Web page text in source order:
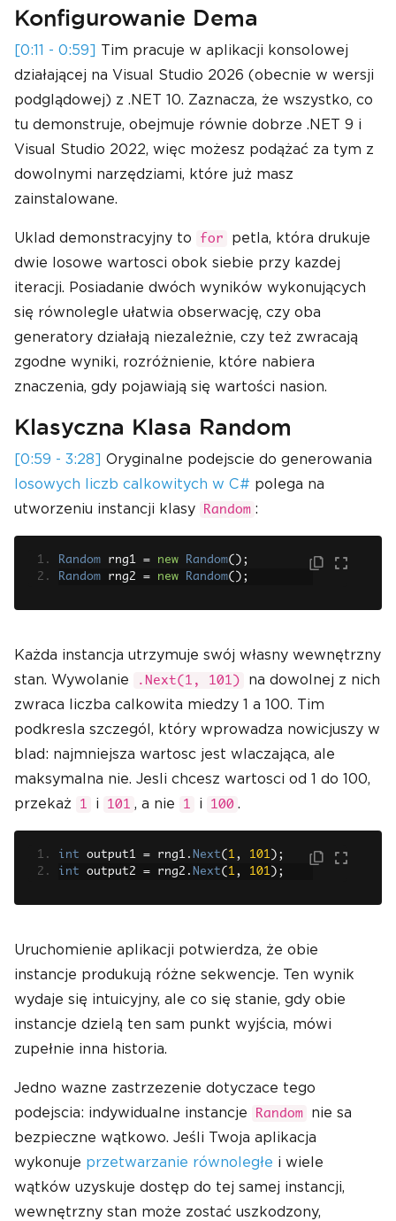
Konfigurowanie Dema
[0:11 - 0:59] Tim pracuje w aplikacji konsolowej
działającej na Visual Studio 2026 (obecnie w wersji
podglądowej) z .NET 10. Zaznacza, że wszystko, co
tu demonstruje, obejmuje równie dobrze .NET 9 i
Visual Studio 2022, więc możesz podążać za tym z
dowolnymi narzędziami, które już masz
zainstalowane.
Uklad demonstracyjny to for
petla, która drukuje
dwie losowe wartosci obok siebie przy kazdej
iteracji. Posiadanie dwóch wyników wykonujących
się równolegle ułatwia obserwację, czy oba
generatory działają niezależnie, czy też zwracają
zgodne wyniki, rozróżnienie, które nabiera
znaczenia, gdy pojawiają się wartości nasion.
Klasyczna Klasa Random
[0:59 - 3:28] Oryginalne podejscie do generowania
losowych liczb calkowitych w C# polega na
utworzeniu instancji klasy
Random :
Random rng1 = new Random();
Random rng2 = new Random();
Każda instancja utrzymuje swój własny wewnętrzny
stan. Wywolanie
.Next(1, 101)
na dowolnej z nich
zwraca liczba calkowita miedzy 1 a 100. Tim
podkresla szczegól, który wprowadza nowicjuszy w
blad: najmniejsza wartosc jest wlaczająca, ale
maksymalna nie. Jesli chcesz wartosci od 1 do 100,
przekaż
1 i 101 , a nie 1 i 100 .
int output1 = rng1 . Next( 1, 101 );
int output2 = rng2 . Next( 1, 101 );
Uruchomienie aplikacji potwierdza, że obie
instancje produkują różne sekwencje. Ten wynik
wydaje się intuicyjny, ale co się stanie, gdy obie
instancje dzielą ten sam punkt wyjścia, mówi
zupełnie inna historia.
Jedno wazne zastrzezenie dotyczace tego
podejscia: indywidualne instancje
Random
nie sa
bezpieczne wątkowo. Jeśli Twoja aplikacja
wykonuje przetwarzanie równoległe i wiele
wątków uzyskuje dostęp do tej samej instancji,
wewnętrzny stan może zostać uszkodzony,